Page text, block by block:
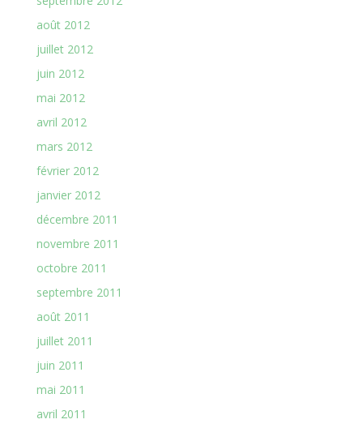
août 2012
juillet 2012
juin 2012
mai 2012
avril 2012
mars 2012
février 2012
janvier 2012
décembre 2011
novembre 2011
octobre 2011
septembre 2011
août 2011
juillet 2011
juin 2011
mai 2011
avril 2011